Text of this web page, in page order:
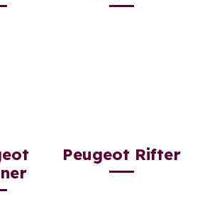
Peugeot Rifter